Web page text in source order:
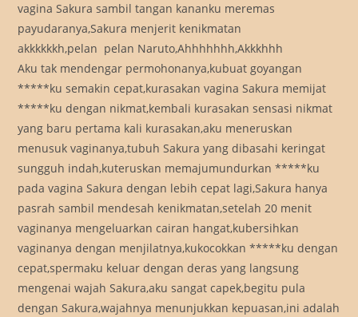
vagina Sakura sambil tangan kananku meremas
payudaranya,Sakura menjerit kenikmatan
akkkkkkh,pelan  pelan Naruto,Ahhhhhhh,Akkkhhh
Aku tak mendengar permohonanya,kubuat goyangan
*****ku semakin cepat,kurasakan vagina Sakura memijat
*****ku dengan nikmat,kembali kurasakan sensasi nikmat
yang baru pertama kali kurasakan,aku meneruskan
menusuk vaginanya,tubuh Sakura yang dibasahi keringat
sungguh indah,kuteruskan memajumundurkan *****ku
pada vagina Sakura dengan lebih cepat lagi,Sakura hanya
pasrah sambil mendesah kenikmatan,setelah 20 menit
vaginanya mengeluarkan cairan hangat,kubersihkan
vaginanya dengan menjilatnya,kukocokkan *****ku dengan
cepat,spermaku keluar dengan deras yang langsung
mengenai wajah Sakura,aku sangat capek,begitu pula
dengan Sakura,wajahnya menunjukkan kepuasan,ini adalah